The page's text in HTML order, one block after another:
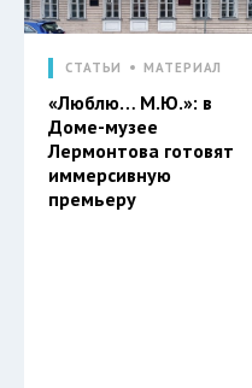
СТАТЬИ МАТЕРИАЛ
«Люблю… М.Ю.»: в
Доме-музее
Лермонтова готовят
иммерсивную
премьеру